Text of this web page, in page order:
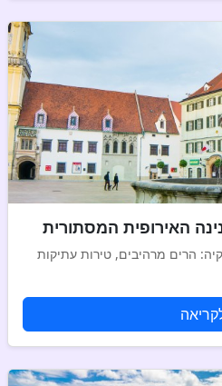
האירופית המסתורית
הרים מרהיבים, טירות עתיקות